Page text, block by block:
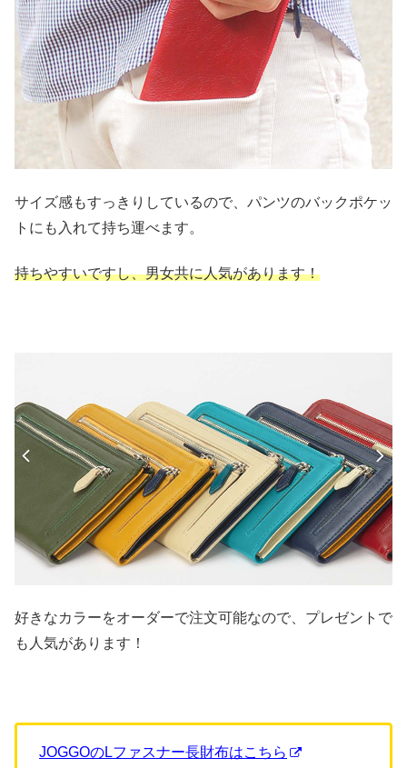
サイズ感もすっきりしているので、パンツのバックポケッ
トにも入れて持ち運べます。
持ちやすいですし、男女共に人気があります！
好きなカラーをオーダーで注文可能なので、プレゼントで
も人気があります！
JOGGOのLファスナー長財布はこちら